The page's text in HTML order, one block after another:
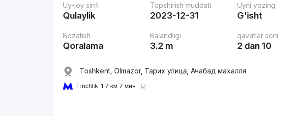
Uy-joy sinfi
Qulaylik
Topshirish muddati
2023-12-31
Uyni yozing
G'isht
Bezatish
Qoralama
Balandligi
3.2 m
qavatlar soni
2 dan 10
Toshkent, Olmazor, Тарих улица, Ачабад махалля
Tinchlik 1.7 км 7 мин